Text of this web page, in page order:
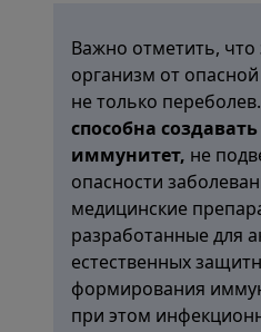
Важно отметить,
организм от
не только переболев.
способна
иммунитет, не
опасности
медицинские
разработанные для
естественных
формирования
при этом